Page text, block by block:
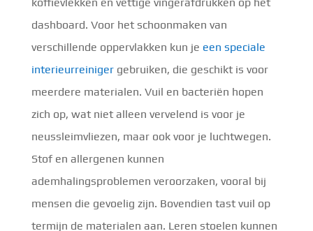
dashboard. Voor het schoonmaken van
verschillende oppervlakken kun je een speciale
interieurreinigergebruiken, die geschikt is voor
meerdere materialen. Vuil en bacteriën hopen
zich op, wat niet alleen vervelend is voor je
neussleimvliezen, maar ook voor je luchtwegen.
Stof en allergenen kunnen
ademhalingsproblemen veroorzaken, vooral bij
mensen die gevoelig zijn. Bovendien tast vuil op
termijn de materialen aan. Leren stoelen kunnen